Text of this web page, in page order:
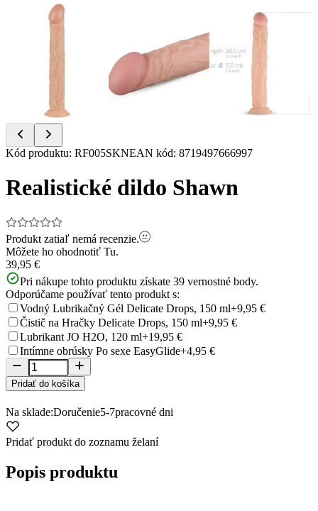
Item
of
Kód produktu: RF005SKNEAN kód: 8719497666997
Realistické dildo Shawn
Produkt zatiaľ nemá recenzie.
Môžete ho ohodnotiť Tu.
39,95 €
Pri nákupe tohto produktu získate 39 vernostné body.
Odporúčame používať tento produkt s:
Vodný Lubrikačný Gél Delicate Drops, 150 ml+9,95 €
Čistič na Hračky Delicate Drops, 150 ml+9,95 €
Lubrikant JO H2O, 120 ml+19,95 €
Intímne obrúsky Po sexe EasyGlide+4,95 €
Pridať do košíka
Na sklade:Doručenie5-7pracovné dni
Pridať produkt do zoznamu želaní
Popis produktu